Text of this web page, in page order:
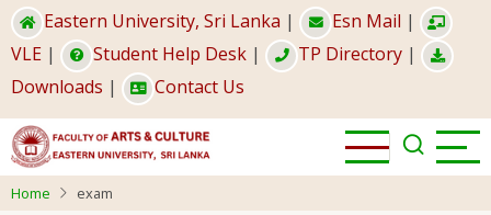
Skip
to
main
content
Eastern University, Sri Lanka | Esn Mail |
VLE | Student Help Desk | TP Directory |
Downloads | Contact Us
Home exam